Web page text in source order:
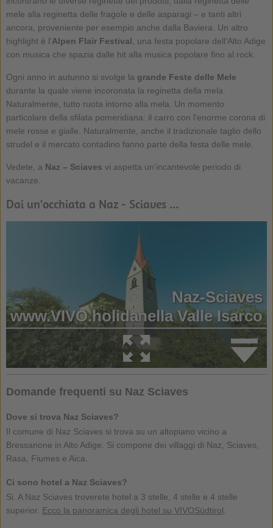
mele alla reginetta delle fragole e delle asparagi – e tanti altri
ancora, proveniente per esempio anche dalla Baviera. Un altro
highlight è l'Alpen Flair Festival, una festa popolare dell’Alto Adige
con musica che spazia dalle hit alla musica popolare fino al rock.
Ogni anno in autunno si svolge la grande Feste delle Mele
durante la quale viene incoronata la reginetta della mela.
Naturalmente, tutto ruota intorno alla mela. Un momento
particolare della sfilata pomeridiana: il carro con l'enorme corona di
mele rosse e gialle. Naturalmente, anche il tradizionale taglio dello
strudel e il mercato contadino fanno parte della festa delle mele.
Vedete, a Naz – Sciaves vi aspetta un'incantevole periodo di
vacanze.
Dai un'occhiata a Naz - Sciaves ...
Domande frequenti su Naz Sciaves
Dove si trova Naz Sciaves?
Il comune di Naz Sciaves si trova su un altopiano vicino a
Bressanone in Alto Adige. Si compone dei villaggi di Naz, Sciaves,
Rasa, Fiumes e Aica.
Ci sono hotel a Naz Sciaves?
Si. A Naz Sciaves troverete hotel a 3 stelle, 4 stelle e 4 stelle
superior. Ecco la panoramica degli hotel su VIVOSüdtirol